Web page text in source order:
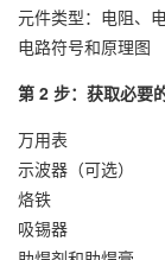
元件类型：电阻、
电路符号和原理图
第 2 步：获取必要
万用表
示波器（可选）
烙铁
吸锡器